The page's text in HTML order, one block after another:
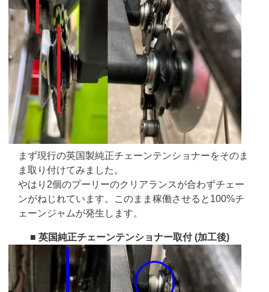
まず現行の英国製純正チェーンテンショナーをそのま
ま取り付けてみました。
やはり2個のプーリーのクリアランスが合わずチェー
ンがねじれています。このまま稼働させると100%チ
ェーンジャムが発生します。
■ 英国純正チェーンテンショナー取付 (加工後)